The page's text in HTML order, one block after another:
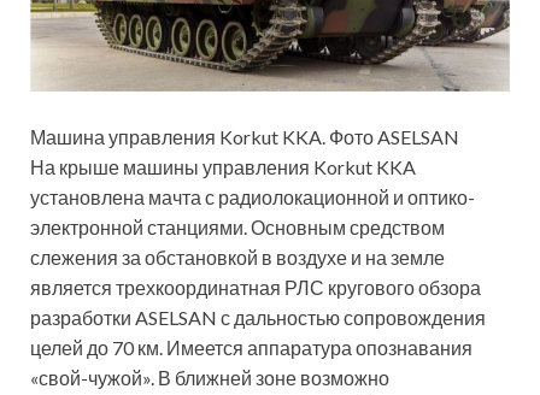
Машина управления Korkut KKA. Фото ASELSAN
На крыше машины управления Korkut KKA
установлена мачта с радиолокационной и оптико-
электронной станциями. Основным средством
слежения за обстановкой в воздухе и на земле
является трехкоординатная РЛС кругового обзора
разработки ASELSAN с дальностью сопровождения
целей до 70 км. Имеется аппаратура опознавания
«свой-чужой». В ближней зоне возможно